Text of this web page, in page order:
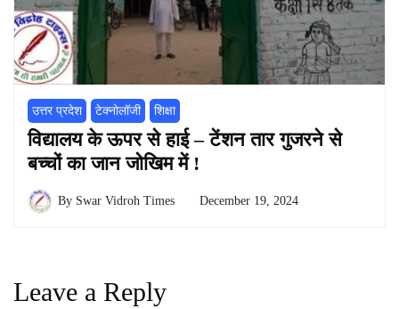
उत्तर प्रदेश टेक्नोलॉजी शिक्षा
विद्यालय के ऊपर से हाई – टेंशन तार गुजरने से
बच्चों का जान जोखिम में !
By Swar Vidroh Times December 19, 2024
Leave a Reply